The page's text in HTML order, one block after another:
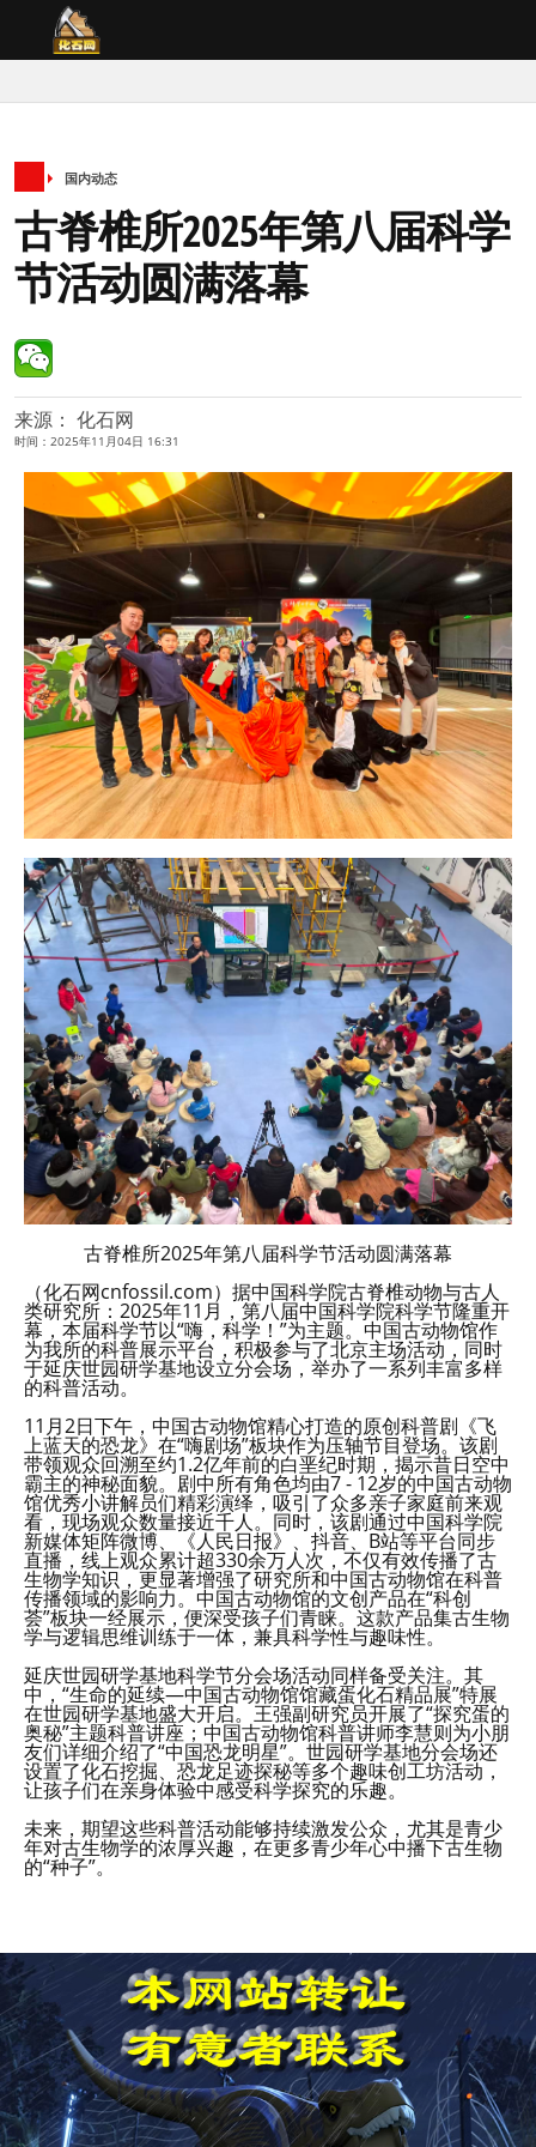
国内动态
古脊椎所2025年第八届科学
节活动圆满落幕
来源： 化石网
时间：2025年11月04日 16:31
古脊椎所2025年第八届科学节活动圆满落幕
（化石网cnfossil.com）据中国科学院古脊椎动物与古人
类研究所：2025年11月，第八届中国科学院科学节隆重开
幕，本届科学节以“嗨，科学！”为主题。中国古动物馆作
为我所的科普展示平台，积极参与了北京主场活动，同时
于延庆世园研学基地设立分会场，举办了一系列丰富多样
的科普活动。
11月2日下午，中国古动物馆精心打造的原创科普剧《飞
上蓝天的恐龙》在“嗨剧场”板块作为压轴节目登场。该剧
带领观众回溯至约1.2亿年前的白垩纪时期，揭示昔日空中
霸主的神秘面貌。剧中所有角色均由7 - 12岁的中国古动物
馆优秀小讲解员们精彩演绎，吸引了众多亲子家庭前来观
看，现场观众数量接近千人。同时，该剧通过中国科学院
新媒体矩阵微博、《人民日报》、抖音、B站等平台同步
直播，线上观众累计超330余万人次，不仅有效传播了古
生物学知识，更显著增强了研究所和中国古动物馆在科普
传播领域的影响力。中国古动物馆的文创产品在“科创
荟”板块一经展示，便深受孩子们青睐。这款产品集古生物
学与逻辑思维训练于一体，兼具科学性与趣味性。
延庆世园研学基地科学节分会场活动同样备受关注。其
中，“生命的延续—中国古动物馆馆藏蛋化石精品展”特展
在世园研学基地盛大开启。王强副研究员开展了“探究蛋的
奥秘”主题科普讲座；中国古动物馆科普讲师李慧则为小朋
友们详细介绍了“中国恐龙明星”。世园研学基地分会场还
设置了化石挖掘、恐龙足迹探秘等多个趣味创工坊活动，
让孩子们在亲身体验中感受科学探究的乐趣。
未来，期望这些科普活动能够持续激发公众，尤其是青少
年对古生物学的浓厚兴趣，在更多青少年心中播下古生物
的“种子”。